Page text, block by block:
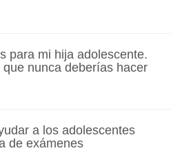
para mi hija adolescente.
que nunca deberías hacer
a los adolescentes
de exámenes